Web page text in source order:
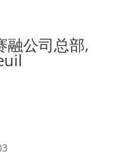
融公司总部,